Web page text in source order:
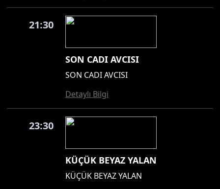
21:30
SON CADI AVCISI
SON CADI AVCISI
Detaylı Bilgi
23:30
KÜÇÜK BEYAZ YALAN
KÜÇÜK BEYAZ YALAN